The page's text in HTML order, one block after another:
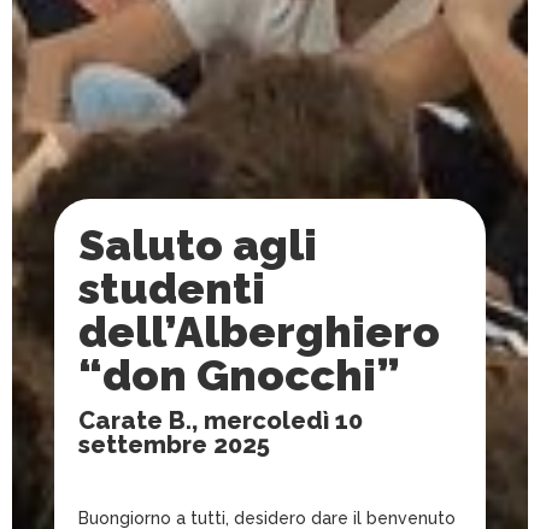
Saluto agli
studenti
dell’Alberghiero
“don Gnocchi”
Carate B., mercoledì 10
settembre 2025
Buongiorno a tutti, desidero dare il benvenuto